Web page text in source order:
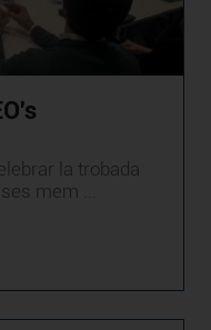
la trobada
mem ...